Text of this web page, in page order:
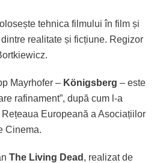
tehnica filmului în film și
realitate și ficțiune. Regizor
Mayrhofer – Königsberg – este
rafinament”, după cum l-a
Europeană a Asociațiilor
Cinema.
The Living Dead , realizat de